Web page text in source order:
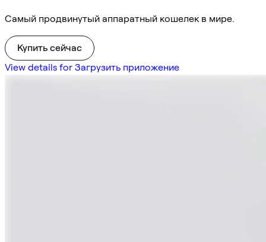
Самый продвинутый аппаратный кошелек в мире.
Купить сейчас
View details for Загрузить приложение